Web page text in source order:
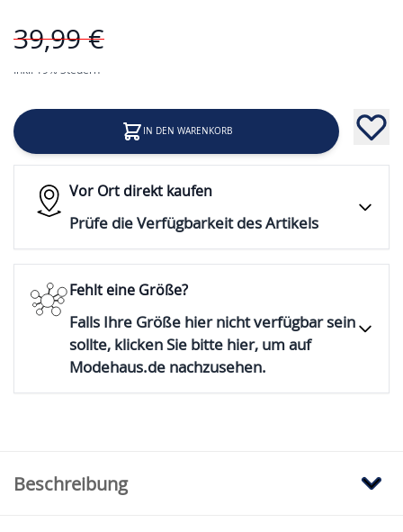
39,99 €
Inkl. 19% Steuern
IN DEN WARENKORB
Vor Ort direkt kaufen
Prüfe die Verfügbarkeit des Artikels
Fehlt eine Größe?
Falls Ihre Größe hier nicht verfügbar sein
sollte, klicken Sie bitte hier, um auf
Modehaus.de nachzusehen.
Beschreibung